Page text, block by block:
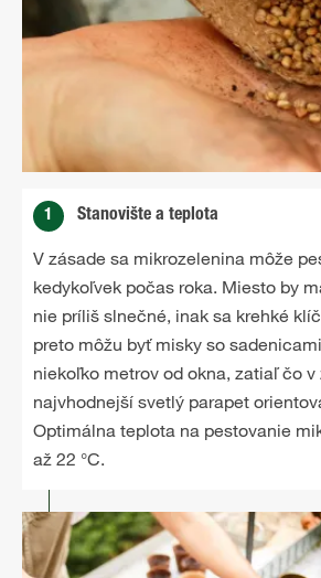
1 Stanovište a teplota
V zásade sa mikrozelenina môže
kedykoľvek počas roka. Miesto by
nie príliš slnečné, inak sa krehké
preto môžu byť misky so
niekoľko metrov od okna, zatiaľ čo v
najvhodnejší svetlý parapet
Optimálna teplota na pestovanie
až 22 °C.